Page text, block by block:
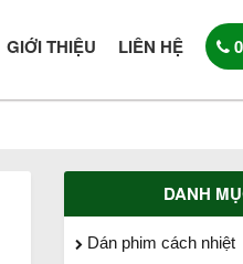
GIỚI THIỆU LIÊN HỆ
DANH
Dán phim cách nhiệt